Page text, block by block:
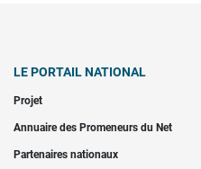
LE PORTAIL NATIONAL
Projet
Annuaire des Promeneurs du Net
Partenaires nationaux